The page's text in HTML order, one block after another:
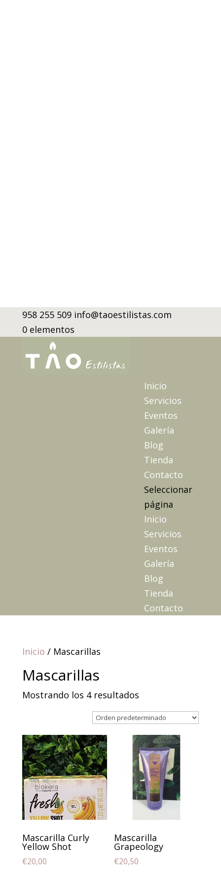
958 255 509 info@taoestilistas.com
0 elementos
Inicio
Servicios
Eventos
Galería
Blog
Tienda
Contacto
Seleccionar
página
Inicio
Servicios
Eventos
Galería
Blog
Tienda
Contacto
Inicio / Mascarillas
Mascarillas
Mostrando los 4 resultados
Mascarilla Curly
Yellow Shot
€20,00
Mascarilla
Grapeology
€20,50